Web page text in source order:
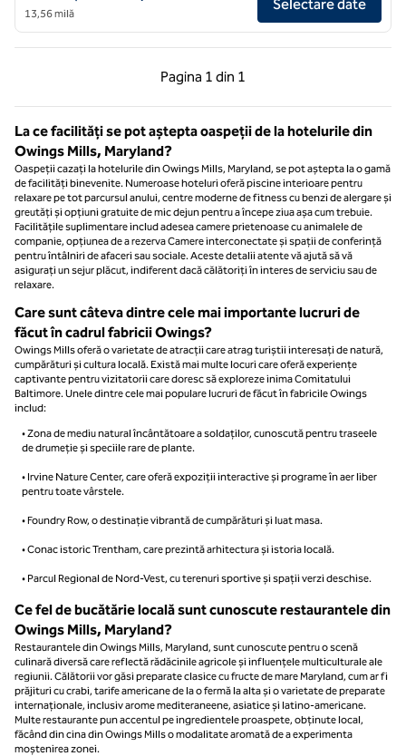
13,56 milă
Selectare date
Pagina 1 din 1
Pagina anterioară, 1 din 1
Pagina 1 din 1
La ce facilități se pot aștepta oaspeții de la hotelurile din
Owings Mills, Maryland?
Oaspeții cazați la hotelurile din Owings Mills, Maryland, se pot aștepta la o gamă
de facilități binevenite. Numeroase hoteluri oferă piscine interioare pentru
relaxare pe tot parcursul anului, centre moderne de fitness cu benzi de alergare și
greutăți și opțiuni gratuite de mic dejun pentru a începe ziua așa cum trebuie.
Facilitățile suplimentare includ adesea camere prietenoase cu animalele de
companie, opțiunea de a rezerva Camere interconectate și spații de conferință
pentru întâlniri de afaceri sau sociale. Aceste detalii atente vă ajută să vă
asigurați un sejur plăcut, indiferent dacă călătoriți în interes de serviciu sau de
relaxare.
Care sunt câteva dintre cele mai importante lucruri de
făcut în cadrul fabricii Owings?
Owings Mills oferă o varietate de atracții care atrag turiștii interesați de natură,
cumpărături și cultura locală. Există mai multe locuri care oferă experiențe
captivante pentru vizitatorii care doresc să exploreze inima Comitatului
Baltimore. Unele dintre cele mai populare lucruri de făcut în fabricile Owings
includ:
• Zona de mediu natural încântătoare a soldaților, cunoscută pentru traseele
de drumeție și speciile rare de plante.
• Irvine Nature Center, care oferă expoziții interactive și programe în aer liber
pentru toate vârstele.
• Foundry Row, o destinație vibrantă de cumpărături și luat masa.
• Conac istoric Trentham, care prezintă arhitectura și istoria locală.
• Parcul Regional de Nord-Vest, cu terenuri sportive și spații verzi deschise.
Ce fel de bucătărie locală sunt cunoscute restaurantele din
Owings Mills, Maryland?
Restaurantele din Owings Mills, Maryland, sunt cunoscute pentru o scenă
culinară diversă care reflectă rădăcinile agricole și influențele multiculturale ale
regiunii. Călătorii vor găsi preparate clasice cu fructe de mare Maryland, cum ar fi
prăjituri cu crabi, tarife americane de la o fermă la alta și o varietate de preparate
internaționale, inclusiv arome mediteraneene, asiatice și latino-americane.
Multe restaurante pun accentul pe ingredientele proaspete, obținute local,
făcând din cina din Owings Mills o modalitate aromată de a experimenta
moștenirea zonei.